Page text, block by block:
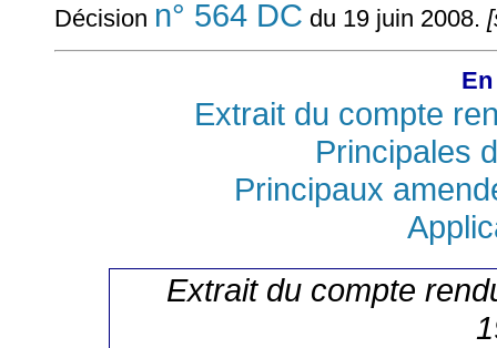
Décision n° 564 DC du 19 juin 2008.
Extrait du compte
Principales
Principaux
Extrait du compte